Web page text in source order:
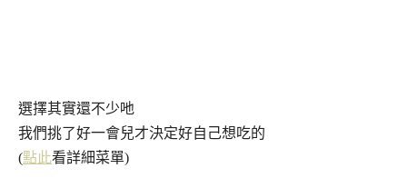
選擇其實還不少吔
我們挑了好一會兒才決定好自己想吃的
(點此看詳細菜單)